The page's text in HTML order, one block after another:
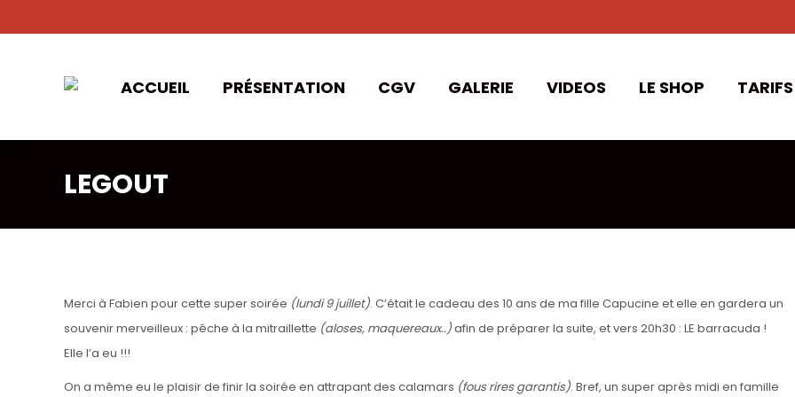
ACCUEIL PRÉSENTATION CGV GALERIE VIDEOS LE SHOP TARIFS
LEGOUT
Merci à Fabien pour cette super soirée (lundi 9 juillet). C’était le cadeau des 10 ans de ma fille Capucine et elle en gardera un
souvenir merveilleux : pêche à la mitraillette (aloses, maquereaux..)afin de préparer la suite, et vers 20h30 : LE barracuda !
Elle l’a eu !!!
On a même eu le plaisir de finir la soirée en attrapant des calamars (fous rires garantis). Bref, un super après midi en famille